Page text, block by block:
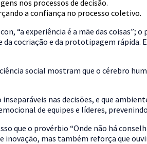
nos processos de decisão.
a confiança no processo coletivo.
“a experiência é a mãe das
cocriação e da prototipagem
social mostram que o cérebro
nas decisões, e que
de equipes e líderes,
que o provérbio “Onde não há
mas também reforça que